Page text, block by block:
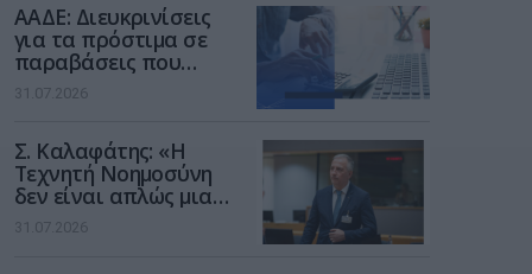
ΑΑΔΕ: Διευκρινίσεις
για τα πρόστιμα σε
παραβάσεις που
αφορούν τους ΦΗΜ
31.07.2026
Σ. Καλαφάτης: «Η
Τεχνητή Νοημοσύνη
δεν είναι απλώς μια
νέα τεχνολογία, είναι
μια νέα βιομηχανική
31.07.2026